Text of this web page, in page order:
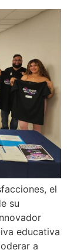
el
su
educativa
a